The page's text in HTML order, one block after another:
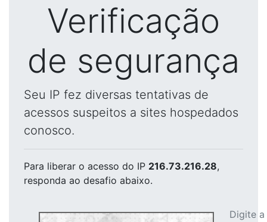
Verificação
de segurança
Seu IP fez diversas tentativas de
acessos suspeitos a sites hospedados
conosco.
Para liberar o acesso do IP 216.73.216.28,
responda ao desafio abaixo.
Digite